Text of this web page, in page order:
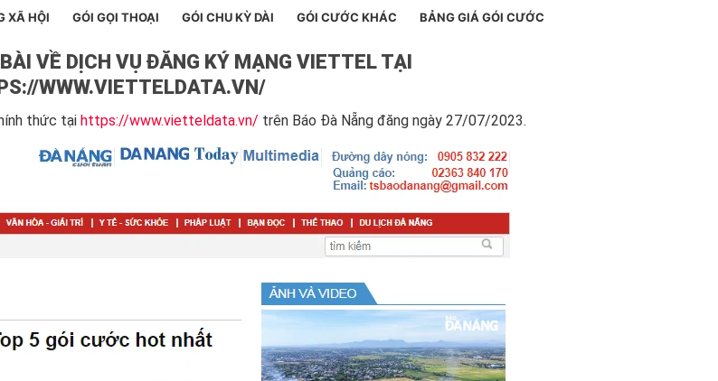
XÃ HỘI GÓI GỌI THOẠI GÓI CHU KỲ DÀI GÓI CƯỚC KHÁC BẢNG GIÁ GÓI CƯỚC
VỀ DỊCH VỤ ĐĂNG KÝ MẠNG VIETTEL TẠI
WWW.VIETTELDATA.VN/
thức tại https://www.vietteldata.vn/ trên Báo Đà Nẵng đăng ngày 27/07/2023.